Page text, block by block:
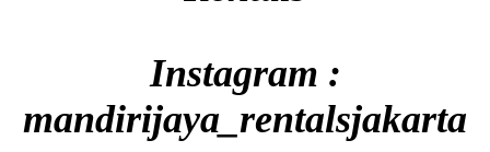
Instagram :
mandirijaya_rentalsjakarta